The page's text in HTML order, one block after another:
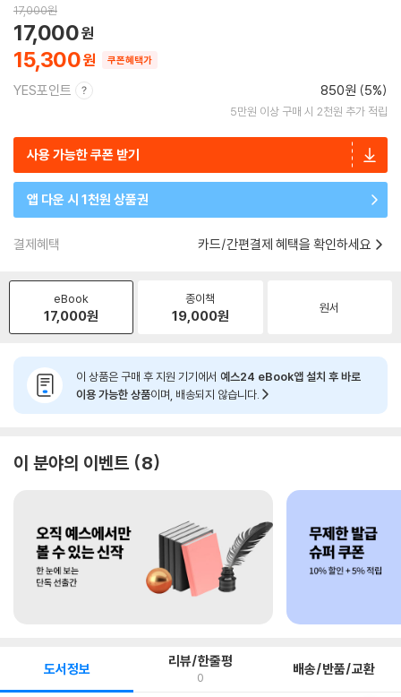
17,000원
15,300
17,000
쿠폰혜택가
YES포인트 850원 (5%)
5만원 이상 구매 시 2천원 추가 적립
사용 가능한 쿠폰 받기
앱 다운 시 1천원 상품권
결제혜택 카드/간편결제 혜택을 확인하세요
eBook
17,000원
종이책
19,000원 원서
이 상품은 구매 후 지원 기기에서 예스24 eBook앱 설치 후 바로
이용 가능한 상품이며, 배송되지 않습니다.
이 분야의 이벤트 8
도서정보 리뷰/한줄평
0 배송/반품/교환